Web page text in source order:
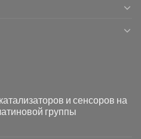
и сенсоров на
группы